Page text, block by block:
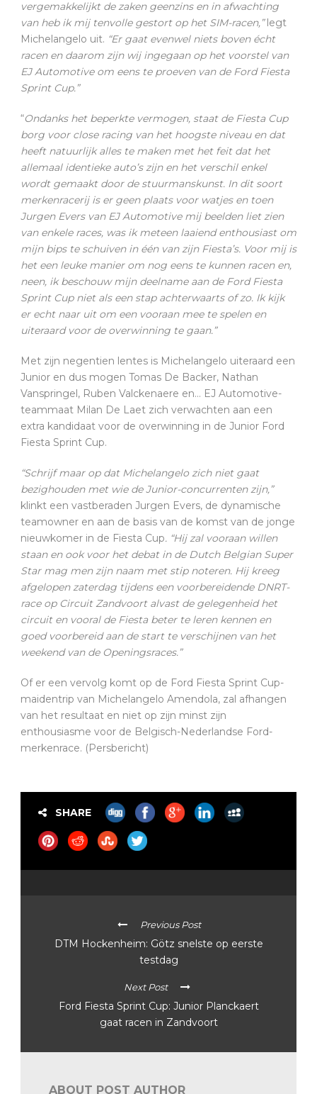
vergemakkelijkt de zaken geenzins en in afwachting
van heb ik mij tenvolle gestort op het SIM-racen,”legt
Michelangelo uit. “Er gaat evenwel niets boven écht
racen en daarom zijn wij ingegaan op het voorstel van
EJ Automotive om eens te proeven van de Ford Fiesta
Sprint Cup.”
“Ondanks het beperkte vermogen, staat de Fiesta Cup
borg voor close racing van het hoogste niveau en dat
heeft natuurlijk alles te maken met het feit dat het
allemaal identieke auto’s zijn en het verschil enkel
wordt gemaakt door de stuurmanskunst. In dit soort
merkenracerij is er geen plaats voor watjes en toen
Jurgen Evers van EJ Automotive mij beelden liet zien
van enkele races, was ik meteen laaiend enthousiast om
mijn bips te schuiven in één van zijn Fiesta’s. Voor mij is
het een leuke manier om nog eens te kunnen racen en,
neen, ik beschouw mijn deelname aan de Ford Fiesta
Sprint Cup niet als een stap achterwaarts of zo. Ik kijk
er echt naar uit om een vooraan mee te spelen en
uiteraard voor de overwinning te gaan.”
Met zijn negentien lentes is Michelangelo uiteraard een
Junior en dus mogen Tomas De Backer, Nathan
Vanspringel, Ruben Valckenaere en… EJ Automotive-
teammaat Milan De Laet zich verwachten aan een
extra kandidaat voor de overwinning in de Junior Ford
Fiesta Sprint Cup.
“Schrijf maar op dat Michelangelo zich niet gaat
bezighouden met wie de Junior-concurrenten zijn,”
klinkt een vastberaden Jurgen Evers, de dynamische
teamowner en aan de basis van de komst van de jonge
nieuwkomer in de Fiesta Cup. “Hij zal vooraan willen
staan en ook voor het debat in de Dutch Belgian Super
Star mag men zijn naam met stip noteren. Hij kreeg
afgelopen zaterdag tijdens een voorbereidende DNRT-
race op Circuit Zandvoort alvast de gelegenheid het
circuit en vooral de Fiesta beter te leren kennen en
goed voorbereid aan de start te verschijnen van het
weekend van de Openingsraces.”
Of er een vervolg komt op de Ford Fiesta Sprint Cup-
maidentrip van Michelangelo Amendola, zal afhangen
van het resultaat en niet op zijn minst zijn
enthousiasme voor de Belgisch-Nederlandse Ford-
merkenrace. (Persbericht)
SHARE
Previous Post
DTM Hockenheim: Götz snelste op eerste
testdag
Next Post
Ford Fiesta Sprint Cup: Junior Planckaert
gaat racen in Zandvoort
ABOUT POST AUTHOR